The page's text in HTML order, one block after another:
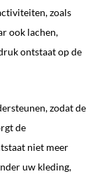
zoals
ook lachen,
ontstaat op de
zodat de
de
niet meer
uw kleding,